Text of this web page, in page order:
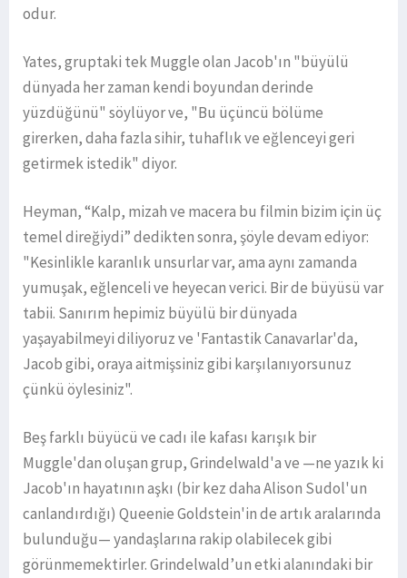
odur.
Yates, gruptaki tek Muggle olan Jacob'ın "büyülü
dünyada her zaman kendi boyundan derinde
yüzdüğünü" söylüyor ve, "Bu üçüncü bölüme
girerken, daha fazla sihir, tuhaflık ve eğlenceyi geri
getirmek istedik" diyor.
Heyman, “Kalp, mizah ve macera bu filmin bizim için üç
temel direğiydi” dedikten sonra, şöyle devam ediyor:
"Kesinlikle karanlık unsurlar var, ama aynı zamanda
yumuşak, eğlenceli ve heyecan verici. Bir de büyüsü var
tabii. Sanırım hepimiz büyülü bir dünyada
yaşayabilmeyi diliyoruz ve 'Fantastik Canavarlar'da,
Jacob gibi, oraya aitmişsiniz gibi karşılanıyorsunuz
çünkü öylesiniz".
Beş farklı büyücü ve cadı ile kafası karışık bir
Muggle'dan oluşan grup, Grindelwald'a ve —ne yazık ki
Jacob'ın hayatının aşkı (bir kez daha Alison Sudol'un
canlandırdığı) Queenie Goldstein'in de artık aralarında
bulunduğu— yandaşlarına rakip olabilecek gibi
görünmemektirler. Grindelwald’un etki alanındaki bir